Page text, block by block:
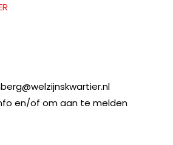
en/of om aan te melden